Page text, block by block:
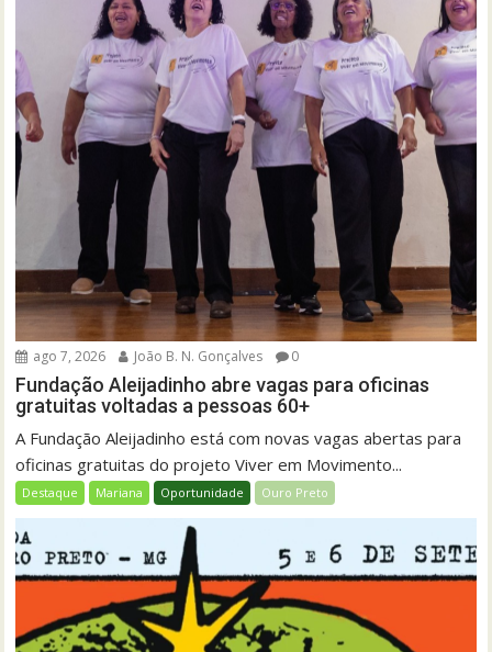
ago 7, 2026 João B. N. Gonçalves 0
Fundação Aleijadinho abre vagas para oficinas
gratuitas voltadas a pessoas 60+
A Fundação Aleijadinho está com novas vagas abertas para
oficinas gratuitas do projeto Viver em Movimento...
Destaque Mariana Oportunidade Ouro Preto